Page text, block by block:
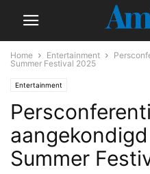
Home Entertainment
Summer Festival 2025
Entertainment
Summer